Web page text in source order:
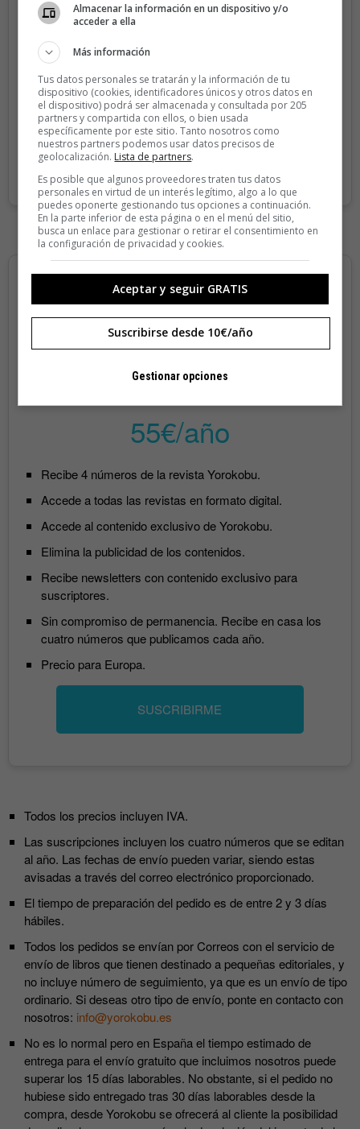
Recibe newsletters con contenido exclusivo para
Sin compromiso de permanencia. Recibe en casa los
cuatro números que publicamos cada año.
Precio para la península y Baleares.
SUSCRIBIRME
55€/año
Recibe 4 números de la revista Yorokobu.
Accede a todas las revistas en formato digital.
Accede al contenido exclusivo de Yorokobu.
Elimina la publicidad de los contenidos.
Recibe newsletters con contenido exclusivo para
suscriptores.
Sin compromiso de permanencia. Recibe en casa los
cuatro números que publicamos cada año.
Precio para Europa.
SUSCRIBIRME
Todos los precios incluyen IVA.
Las suscripciones incluyen los cuatro números que se editan
al año. Las fechas de envío pueden variar, siendo estas
avisadas a través del correo electrónico proporcionado.
El tiempo de preparación del pedido es de entre 2 y 3 días
hábiles.
Todos los pedidos se envían por Correos con el servicio de
envío de libros que tienen destinado a pequeñas editoriales, y
no incluye número de seguimiento, ya que es un envío de tipo
ordinario. Si deseas otro tipo de envío, ponte en contacto con
nosotros: info@yorokobu.es
No es lo normal pero en España el tiempo estimado de
entrega para el envío gratuito que incluimos nosotros puede
superar los 15 días laborables. No obstante, si el pedido no
hubiese sido entregado tras 30 días laborables desde la
compra, desde Yorokobu se ofrecerá al cliente la posibilidad
Almacenar la información en un dispositivo y/o
acceder a ella
Más información
Tus datos personales se tratarán y la información de tu
dispositivo (cookies, identificadores únicos y otros datos en
el dispositivo) podrá ser almacenada y consultada por 205
partners y compartida con ellos, o bien usada
específicamente por este sitio. Tanto nosotros como
nuestros partners podemos usar datos precisos de
geolocalización. Lista de partners.
Es posible que algunos proveedores traten tus datos
personales en virtud de un interés legítimo, algo a lo que
puedes oponerte gestionando tus opciones a continuación.
En la parte inferior de esta página o en el menú del sitio,
busca un enlace para gestionar o retirar el consentimiento en
la configuración de privacidad y cookies.
Aceptar y seguir GRATIS
Suscribirse desde 10€/año
Gestionar opciones